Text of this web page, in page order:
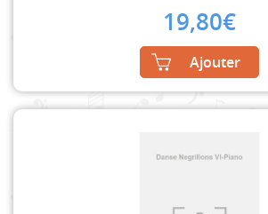
19,80€
Ajouter